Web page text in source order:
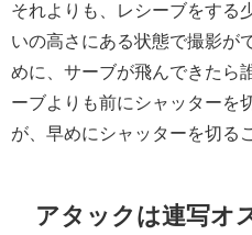
それよりも、レシーブをする
いの高さにある状態で撮影が
めに、サーブが飛んできたら
ーブよりも前にシャッターを
が、早めにシャッターを切る
アタックは連写オ